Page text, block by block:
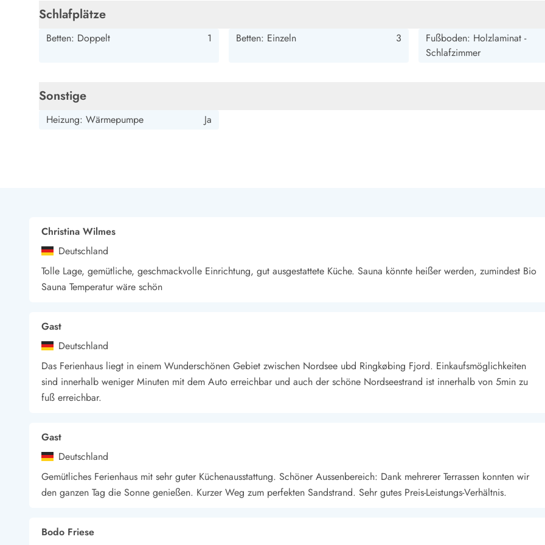
Kontakt & Öffnungszeiten
Qualität seit 1965
Newsletter
Sponsoren - Esmark unterstützt
Mietbedingungen
Schlafplätze
Betten: Doppelt 1 Betten: Einzeln 3
Fußboden: Holzlaminat -
Schlafzimmer
Sonstige
Heizung: Wärmepumpe Ja
Christina Wilmes
Deutschland
Tolle Lage, gemütliche, geschmackvolle Einrichtung, gut ausgestattete Küche. Sauna könnte heißer werden, zumindest Bio
Sauna Temperatur wäre schön
Gast
Deutschland
Das Ferienhaus liegt in einem Wunderschönen Gebiet zwischen Nordsee ubd Ringkøbing Fjord. Einkaufsmöglichkeiten
sind innerhalb weniger Minuten mit dem Auto erreichbar und auch der schöne Nordseestrand ist innerhalb von 5min zu
fuß erreichbar.
Gast
Deutschland
Gemütliches Ferienhaus mit sehr guter Küchenausstattung. Schöner Aussenbereich: Dank mehrerer Terrassen konnten wir
den ganzen Tag die Sonne genießen. Kurzer Weg zum perfekten Sandstrand. Sehr gutes Preis-Leistungs-Verhältnis.
Bodo Friese